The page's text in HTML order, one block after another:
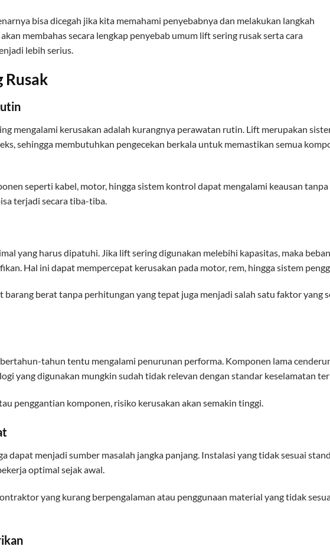
bisa dicegah jika kita memahami penyebabnya dan melakukan langkah
membahas secara lengkap penyebab umum lift sering rusak serta cara
lebih serius.
Rusak
mengalami kerusakan adalah kurangnya perawatan rutin. Lift merupakan
sehingga membutuhkan pengecekan berkala untuk memastikan semua
seperti kabel, motor, hingga sistem kontrol dapat mengalami keausan tanpa
terjadi secara tiba-tiba.
yang harus dipatuhi. Jika lift sering digunakan melebihi kapasitas, maka
Hal ini dapat mempercepat kerusakan pada motor, rem, hingga sistem
berat tanpa perhitungan yang tepat juga menjadi salah satu faktor yang
tahun tentu mengalami penurunan performa. Komponen lama
yang digunakan mungkin sudah tidak relevan dengan standar keselamatan
penggantian komponen, risiko kerusakan akan semakin tinggi.
dapat menjadi sumber masalah jangka panjang. Instalasi yang tidak sesuai
optimal sejak awal.
yang kurang berpengalaman atau penggunaan material yang tidak